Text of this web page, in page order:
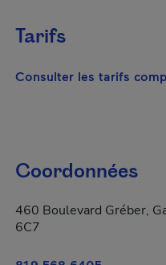
Tarifs
Consulter les tarifs
Coordonnées
460 Boulevard Gréber,
6C7